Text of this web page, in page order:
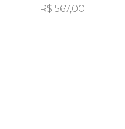
R$ 567,00